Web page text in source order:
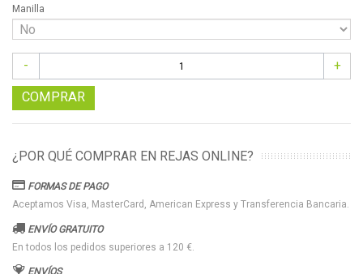
Manilla
- +
COMPRAR
¿POR QUÉ COMPRAR EN REJAS ONLINE?
FORMAS DE PAGO
Aceptamos Visa, MasterCard, American Express y Transferencia Bancaria.
ENVÍO GRATUITO
En todos los pedidos superiores a 120 €.